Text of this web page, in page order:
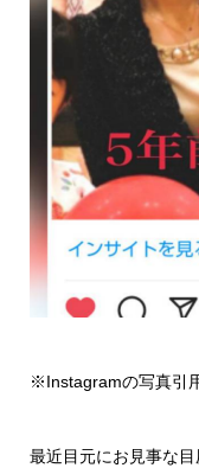
※Instagramの写真引
最近目元にお見事な